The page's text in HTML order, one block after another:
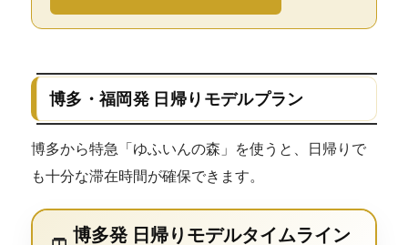
博多・福岡発 日帰りモデルプラン
博多から特急「ゆふいんの森」を使うと、日帰りで
も十分な滞在時間が確保できます。
博多発 日帰りモデルタイムライン